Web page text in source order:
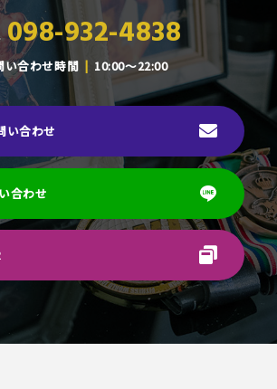
098-932-4838
い合わせ時間 10:00～22:00
い合わせ
合わせ